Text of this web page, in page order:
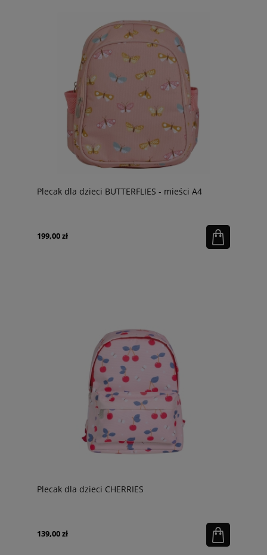
Plecak dla dzieci BUTTERFLIES - mieści A4
199,00 zł
Plecak dla dzieci CHERRIES
139,00 zł